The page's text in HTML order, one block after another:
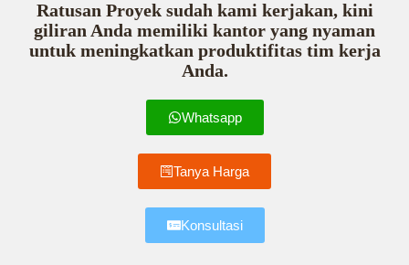
Ratusan Proyek sudah kami kerjakan, kini
giliran Anda memiliki kantor yang nyaman
untuk meningkatkan produktifitas tim kerja
Anda.
Whatsapp
Tanya Harga
Konsultasi